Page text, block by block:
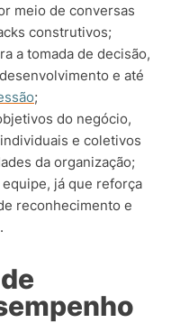
meio de conversas
construtivos;
a tomada de decisão,
e até
;
do negócio,
e coletivos
da organização;
já que reforça
reconhecimento e